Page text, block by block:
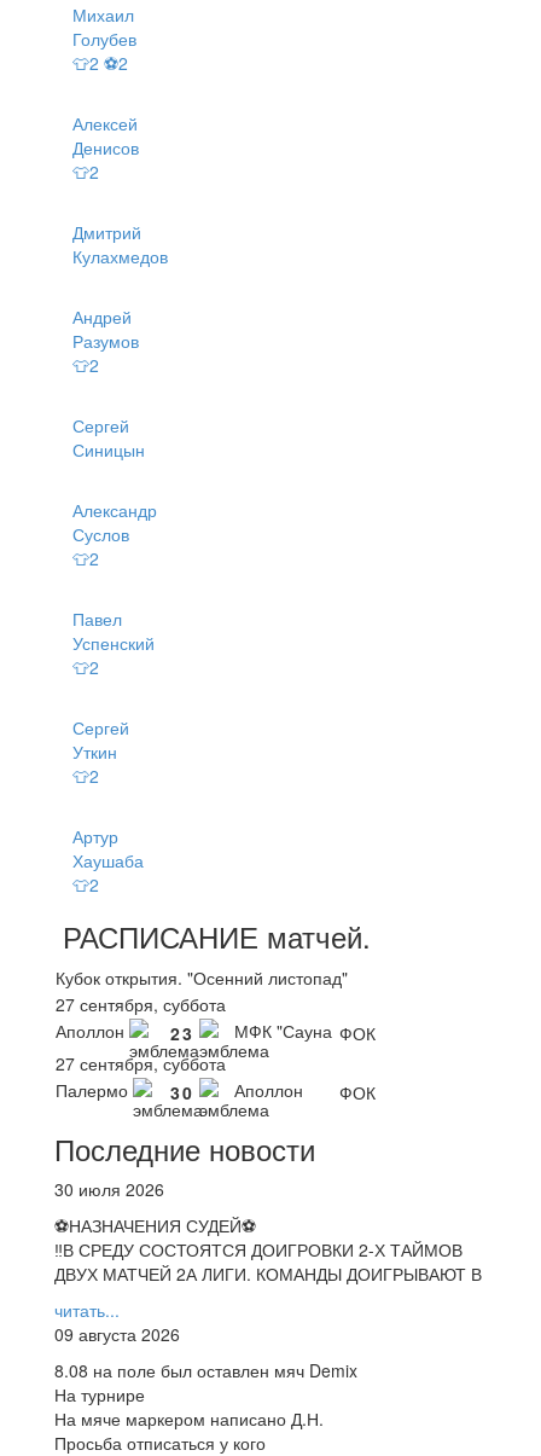
Михаил
Голубев
👕2 ⚽2
Алексей
Денисов
👕2
Дмитрий
Кулахмедов
Андрей
Разумов
👕2
Сергей
Синицын
Александр
Суслов
👕2
Павел
Успенский
👕2
Сергей
Уткин
👕2
Артур
Хаушаба
👕2
РАСПИСАНИЕ матчей.
Кубок открытия. "Осенний листопад"
27 сентября, суббота
Аполлон
23 МФК "Сауна ФОК
27 сентября, суббота
Палермо
30 Аполлон ФОК
Последние новости
30 июля 2026
⚽НАЗНАЧЕНИЯ СУДЕЙ⚽
‼В СРЕДУ СОСТОЯТСЯ ДОИГРОВКИ 2-Х ТАЙМОВ
ДВУХ МАТЧЕЙ 2А ЛИГИ. КОМАНДЫ ДОИГРЫВАЮТ В
читать...
09 августа 2026
8.08 на поле был оставлен мяч Demix
На турнире
На мяче маркером написано Д.Н.
Просьба отписаться у кого